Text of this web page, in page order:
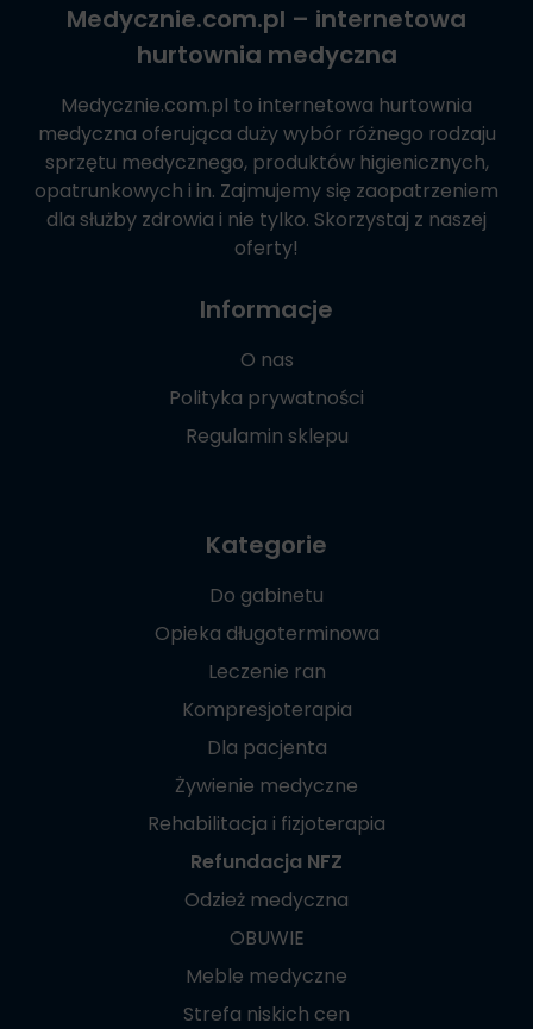
Medycznie.com.pl – internetowa
hurtownia medyczna
Medycznie.com.pl to internetowa hurtownia
medyczna oferująca duży wybór różnego rodzaju
sprzętu medycznego, produktów higienicznych,
opatrunkowych i in. Zajmujemy się zaopatrzeniem
dla służby zdrowia i nie tylko. Skorzystaj z naszej
oferty!
Informacje
O nas
Polityka prywatności
Regulamin sklepu
Kategorie
Do gabinetu
Opieka długoterminowa
Leczenie ran
Kompresjoterapia
Dla pacjenta
Żywienie medyczne
Rehabilitacja i fizjoterapia
Refundacja NFZ
Odzież medyczna
OBUWIE
Meble medyczne
Strefa niskich cen